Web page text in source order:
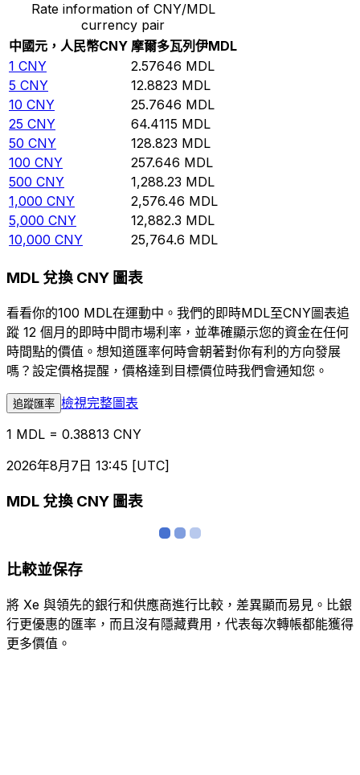
Rate information of CNY/MDL
currency pair
中國元，人民幣CNY 摩爾多瓦列伊MDL
1 CNY 2.57646 MDL
5 CNY 12.8823 MDL
10 CNY 25.7646 MDL
25 CNY 64.4115 MDL
50 CNY 128.823 MDL
100 CNY 257.646 MDL
500 CNY 1,288.23 MDL
1,000 CNY 2,576.46 MDL
5,000 CNY 12,882.3 MDL
10,000 CNY 25,764.6 MDL
MDL 兌換 CNY 圖表
看看你的100 MDL在運動中。我們的即時MDL至CNY圖表追
蹤 12 個月的即時中間市場利率，並準確顯示您的資金在任何
時間點的價值。想知道匯率何時會朝著對你有利的方向發展
嗎？設定價格提醒，價格達到目標價位時我們會通知您。
追蹤匯率 檢視完整圖表
1 MDL = 0.38813 CNY
2026年8月7日 13:45 [UTC]
MDL 兌換 CNY 圖表
比較並保存
將 Xe 與領先的銀行和供應商進行比較，差異顯而易見。比銀
行更優惠的匯率，而且沒有隱藏費用，代表每次轉帳都能獲得
更多價值。